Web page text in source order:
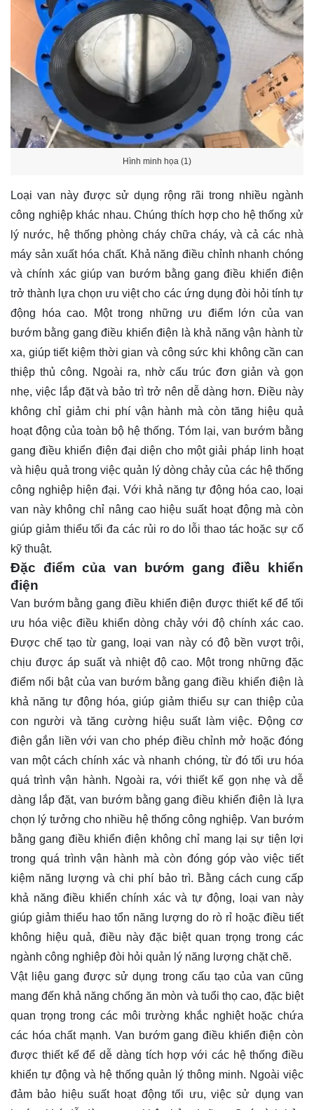
Hình minh họa (1)
Loại van này được sử dụng rộng rãi trong nhiều ngành
công nghiệp khác nhau. Chúng thích hợp cho hệ thống xử
lý nước, hệ thống phòng cháy chữa cháy, và cả các nhà
máy sản xuất hóa chất. Khả năng điều chỉnh nhanh chóng
và chính xác giúp van bướm bằng gang điều khiển điện
trở thành lựa chọn ưu việt cho các ứng dụng đòi hỏi tính tự
động hóa cao. Một trong những ưu điểm lớn của van
bướm bằng gang điều khiển điện là khả năng vận hành từ
xa, giúp tiết kiệm thời gian và công sức khi không cần can
thiệp thủ công. Ngoài ra, nhờ cấu trúc đơn giản và gọn
nhẹ, việc lắp đặt và bảo trì trở nên dễ dàng hơn. Điều này
không chỉ giảm chi phí vận hành mà còn tăng hiệu quả
hoạt động của toàn bộ hệ thống. Tóm lại, van bướm bằng
gang điều khiển điện đại diện cho một giải pháp linh hoạt
và hiệu quả trong việc quản lý dòng chảy của các hệ thống
công nghiệp hiện đại. Với khả năng tự động hóa cao, loại
van này không chỉ nâng cao hiệu suất hoạt động mà còn
giúp giảm thiểu tối đa các rủi ro do lỗi thao tác hoặc sự cố
kỹ thuật.
Đặc điểm của van bướm gang điều khiển
điện
Van bướm bằng gang điều khiển điện được thiết kế để tối
ưu hóa việc điều khiển dòng chảy với độ chính xác cao.
Được chế tạo từ gang, loại van này có độ bền vượt trội,
chịu được áp suất và nhiệt độ cao. Một trong những đặc
điểm nổi bật của van bướm bằng gang điều khiển điện là
khả năng tự động hóa, giúp giảm thiểu sự can thiệp của
con người và tăng cường hiệu suất làm việc. Động cơ
điện gắn liền với van cho phép điều chỉnh mở hoặc đóng
van một cách chính xác và nhanh chóng, từ đó tối ưu hóa
quá trình vận hành. Ngoài ra, với thiết kế gọn nhẹ và dễ
dàng lắp đặt, van bướm bằng gang điều khiển điện là lựa
chọn lý tưởng cho nhiều hệ thống công nghiệp. Van bướm
bằng gang điều khiển điện không chỉ mang lại sự tiện lợi
trong quá trình vận hành mà còn đóng góp vào việc tiết
kiệm năng lượng và chi phí bảo trì. Bằng cách cung cấp
khả năng điều khiển chính xác và tự động, loại van này
giúp giảm thiểu hao tổn năng lượng do rò rỉ hoặc điều tiết
không hiệu quả, điều này đặc biệt quan trọng trong các
ngành công nghiệp đòi hỏi quản lý năng lượng chặt chẽ.
Vật liệu gang được sử dụng trong cấu tạo của van cũng
mang đến khả năng chống ăn mòn và tuổi thọ cao, đặc biệt
quan trọng trong các môi trường khắc nghiệt hoặc chứa
các hóa chất mạnh. Van bướm gang điều khiển điện còn
được thiết kế để dễ dàng tích hợp với các hệ thống điều
khiển tự động và hệ thống quản lý thông minh. Ngoài việc
đảm bảo hiệu suất hoạt động tối ưu, việc sử dụng van